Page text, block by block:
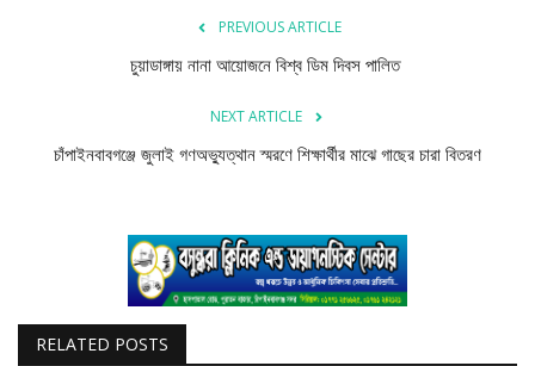
PREVIOUS ARTICLE
চুয়াডাঙ্গায় নানা আয়োজনে বিশ্ব ডিম দিবস পালিত
NEXT ARTICLE
চাঁপাইনবাবগঞ্জে জুলাই গণঅভ্যুত্থান স্মরণে শিক্ষার্থীর মাঝে গাছের চারা বিতরণ
RELATED POSTS